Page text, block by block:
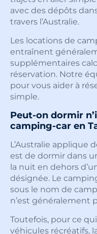
avec des dépôts
travers l’Australie.
Les locations de
entraînent
supplémentaires
réservation. Notre
pour vous aider à
simple.
Peut-on dormir
camping-car en
L’Australie applique
est de dormir dans
la nuit en dehors
désignée. Le
sous le nom de
n’est généralement
Toutefois, pour ce
véhicules récréatifs,